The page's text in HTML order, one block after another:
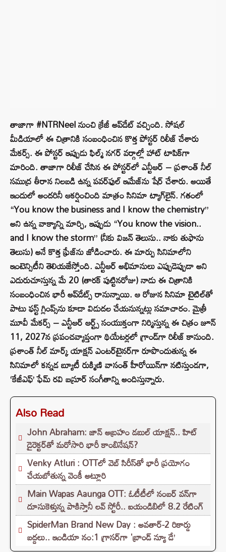
తాజాగా #NTRNeel నుంచి క్రేజీ అప్‌డేట్ వచ్చింది. సోషల్
మీడియాలో ఈ చిత్రానికి సంబంధించిన కొత్త పోస్టర్ రిలీజ్ చేశారు
మేకర్స్. ఈ పోస్టర్ ఇప్పుడు ఫిల్మ్ నగర్ వర్గాల్లో హాట్ టాపిక్‌గా
మారింది. తాజాగా రిలీజ్ చేసిన ఈ పోస్టర్‌లో ఎన్టీఆర్ – ప్రశాంత్ నీల్
సముద్ర తీరాన నిలబడి ఉన్న పవర్‌ఫుల్ ఇమేజ్‌ను షేర్ చేశారు. అయితే
ఇందులో అందరినీ ఆకర్షించింది మాత్రం సినిమా ట్యాగ్‌లైన్. గతంలో
“You know the business and I know the chemistry”
అని ఉన్న వాక్యాన్ని మార్చి, ఇప్పుడు “You know the vision..
and I know the storm” (నీకు విజన్ తెలుసు.. నాకు తుఫాను
తెలుసు) అనే కొత్త ఫ్రేజ్‌ను జోడించారు. ఈ మార్పు సినిమాలోని
ఇంటెన్సిటీని తెలియజేస్తోంది. ఎన్టీఆర్ అభిమానులు ఎప్పుడెప్పుడా అని
ఎదురుచూస్తున్న మే 20 (తారక్ పుట్టినరోజు) నాడు ఈ చిత్రానికి
సంబంధించిన భారీ అప్‌డేట్స్ రానున్నాయి. ఆ రోజున సినిమా టైటిల్‌తో
పాటు ఫస్ట్ గ్లింప్స్‌ను కూడా విడుదల చేయనున్నట్లు సమాచారం. మైత్రీ
మూవీ మేకర్స్ – ఎన్టీఆర్ ఆర్ట్స్ సంయుక్తంగా నిర్మిస్తున్న ఈ చిత్రం జూన్
11, 2027న ప్రపంచవ్యాప్తంగా థియేటర్లలో గ్రాండ్‌గా రిలీజ్ కానుంది.
ప్రశాంత్ నీల్ మార్క్ యాక్షన్ ఎంటర్‌టైనర్‌గా రూపొందుతున్న ఈ
సినిమాలో కన్నడ బ్యూటీ రుక్మిణి వాసంత్ హీరోయిన్‌గా నటిస్తుండగా,
‘కేజీఎఫ్’ ఫేమ్ రవి బస్రూర్ సంగీతాన్ని అందిస్తున్నారు.
Also Read
John Abraham: జాన్ అబ్రహం డబుల్ యాక్షన్.. హిట్
డైరెక్టర్‌తో మరోసారి భారీ కాంబినేషన్?
Venky Atluri : OTTలో వెబ్ సిరీస్‌తో భారీ ప్రయోగం
చేయబోతున్న వెంకీ అట్లూరి
Main Wapas Aaunga OTT: ఓటీటీలో నంబర్ వన్‌గా
దూసుకెళ్తున్న పాకిస్తానీ లవ్ స్టోరీ.. ఐయండిబిలో 8.2 రేటింగ్‌
SpiderMan Brand New Day : అవతార్-2 రికార్డు
బద్దలు.. ఇండియా నం:1 గ్రాసర్‌గా 'బ్రాండ్ న్యూ డే’